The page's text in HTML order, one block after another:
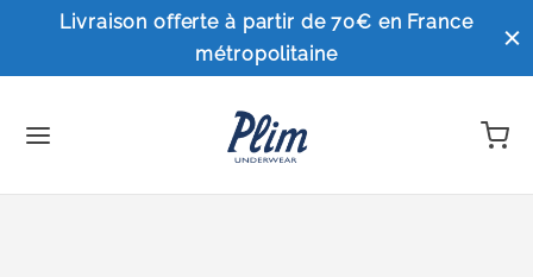
Livraison offerte à partir de 70€ en France
métropolitaine